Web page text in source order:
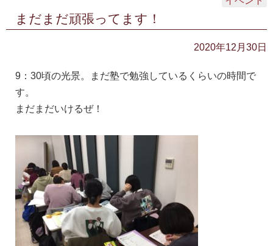
まだまだ頑張ってます！
2020年12月30日
9：30頃の光景。まだ塾で勉強しているくらいの時間で
す。
まだまだいけるぜ！